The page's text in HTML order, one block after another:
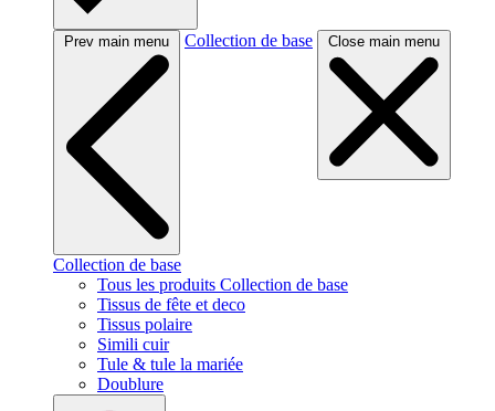
Prev main menu Collection de base Close main menu
Collection de base
Tous les produits Collection de base
Tissus de fête et deco
Tissus polaire
Simili cuir
Tule & tule la mariée
Doublure